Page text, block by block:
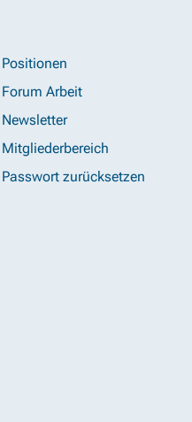
Positionen
Forum Arbeit
Newsletter
Mitgliederbereich
Passwort zurücksetzen